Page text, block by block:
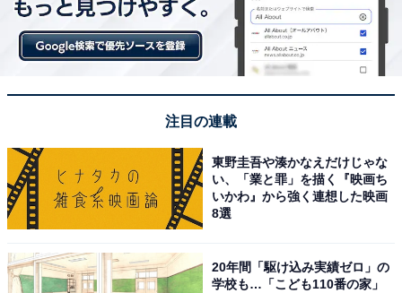
注目の連載
東野圭吾や湊かなえだけじゃな
い、「業と罪」を描く『映画ち
いかわ』から強く連想した映画
8選
20年間「駆け込み実績ゼロ」の
学校も…「こども110番の家」